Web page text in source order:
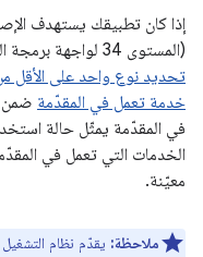
(المستوى 34 لواجهة برمجة التطبيقات) أو الإصدارات الأحدث، يجب
تحديد نوع واحد على الأقل
خدمة تعمل في المقدّمة ضمن
في المقدّمة يمثّل حالة
الخدمات التي تعمل في
معيّنة.
ملاحظة: